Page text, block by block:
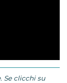
Se clicchi su